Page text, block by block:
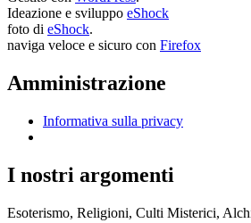
Ideazione e sviluppo eShock
foto di eShock.
naviga veloce e sicuro con Firefox
Amministrazione
Informativa sulla privacy
I nostri argomenti
Esoterismo, Religioni, Culti Misterici,